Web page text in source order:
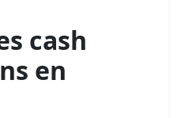
cash
en